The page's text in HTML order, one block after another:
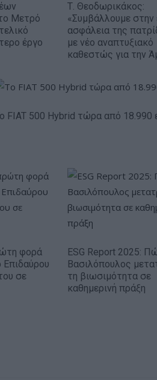
Μετρό
έργο
Τ. Θεοδωρικάκος:
«Συμβάλλουμε στην
ασφάλεια της
με νέο αναπτυξιακό
καθεστώς για την
FIAT 500 Hybrid τώρα από 18.990
φορά
σε
ESG Report 2025:
Βασιλόπουλος
τη βιωσιμότητα σε
καθημερινή πράξη